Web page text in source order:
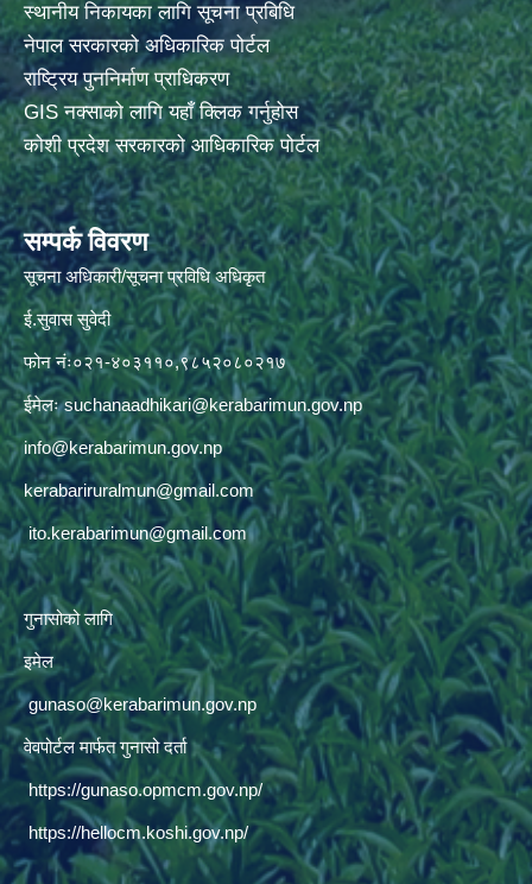
स्थानीय निकायका लागि सूचना प्रबिधि
नेपाल सरकारको अधिकारिक पोर्टल
राष्ट्रिय पुननिर्माण प्राधिकरण
GIS नक्साको लागि यहाँ क्लिक गर्नुहोस
कोशी प्रदेश सरकारको आधिकारिक पोर्टल
सम्पर्क विवरण
सूचना अधिकारी/सूचना प्रविधि अधिकृत
ई.सुवास सुवेदी
फोन नंः०२१-४०३११०,९८५२०८०२१७
ईमेलःsuchanaadhikari@kerabarimun.gov.np
info@kerabarimun.gov.np
kerabariruralmun@gmail.com
ito.kerabarimun@gmail.com
गुनासोको लागि
इमेल
gunaso@kerabarimun.gov.np
वेवपोर्टल मार्फत गुनासो दर्ता
https://gunaso.opmcm.gov.np/
https://hellocm.koshi.gov.np/